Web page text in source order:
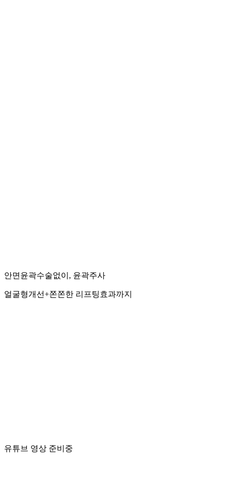
안면윤곽수술없이, 윤곽주사
얼굴형개선+쫀쫀한 리프팅효과까지
유튜브 영상 준비중